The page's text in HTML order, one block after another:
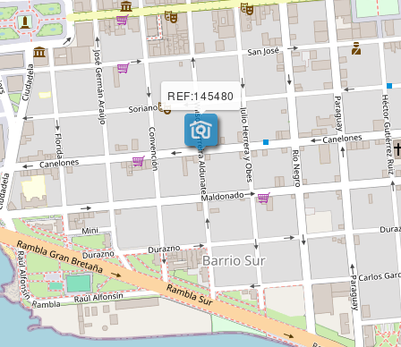
REF:145480